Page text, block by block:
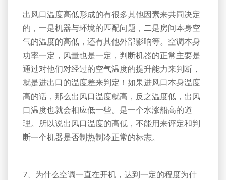
出风口温度高低形成的有很多其他因素来共同决定
的，一是机器与环境的匹配问题，二是房间本身空
气的温度的高低，还有其他外部影响等。空调本身
功率一定，风量也是一定，判断机器的正常主要是
通过对他们对经过的空气温度的提升能力来判断，
就是进出口的温度差来判定！如果进风口本身温度
高的话，那么出风口温度就高，反之温度低，出风
口温度也就会相应低一些。是一个水涨船高的道
理。所以说出风口温度的高低，不能用来评定和判
断一个机器是否制热制冷正常的标志。
7、为什么空调一直在开机，达到一定的程度为什